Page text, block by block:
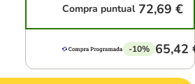
Compra puntual 72,69 €
-10% 65,42